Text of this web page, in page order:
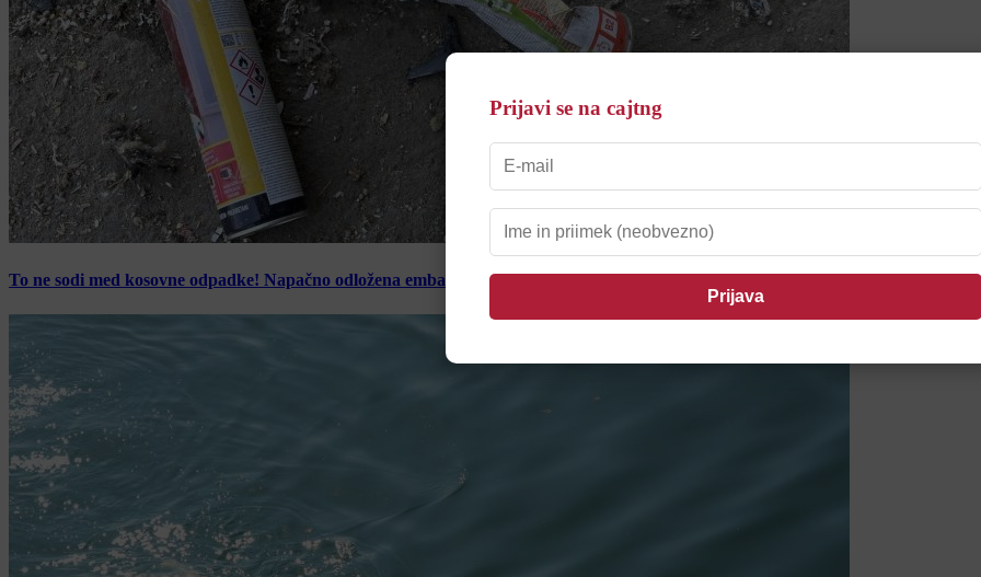
To ne sodi med kosovne odpadke! Napačno odložena embalaža zanetila požar v CERO Gajke
Prijavi se na cajtng